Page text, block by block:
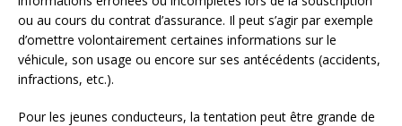
ou au cours du contrat d’assurance. Il peut s’agir par exemple
d’omettre volontairement certaines informations sur le
véhicule, son usage ou encore sur ses antécédents (accidents,
infractions, etc.).
Pour les jeunes conducteurs, la tentation peut être grande de